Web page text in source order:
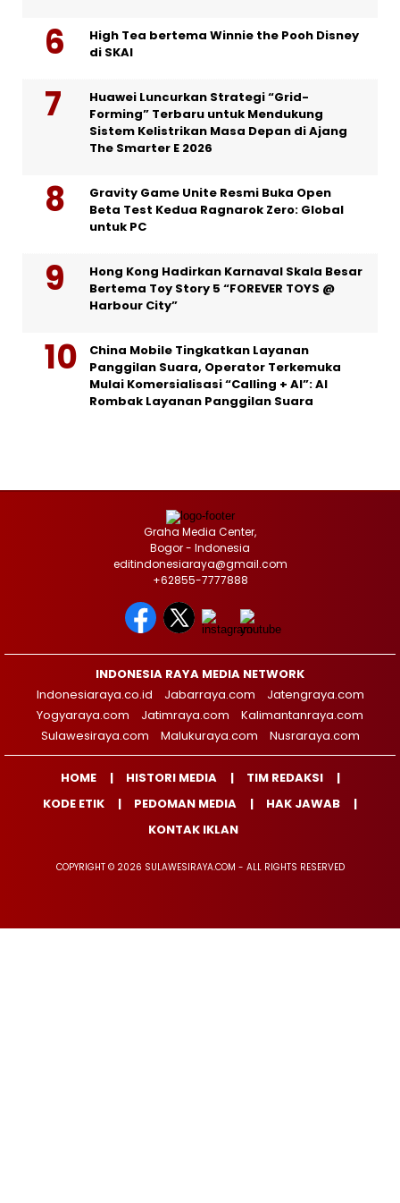
High Tea bertema Winnie the Pooh Disney
di SKAI
Huawei Luncurkan Strategi “Grid-
Forming” Terbaru untuk Mendukung
Sistem Kelistrikan Masa Depan di Ajang
The Smarter E 2026
Gravity Game Unite Resmi Buka Open
Beta Test Kedua Ragnarok Zero: Global
untuk PC
Hong Kong Hadirkan Karnaval Skala Besar
Bertema Toy Story 5 “FOREVER TOYS @
Harbour City”
China Mobile Tingkatkan Layanan
Panggilan Suara, Operator Terkemuka
Mulai Komersialisasi “Calling + AI”: AI
Rombak Layanan Panggilan Suara
Graha Media Center,
Bogor - Indonesia
editindonesiaraya@gmail.com
+62855-7777888
INDONESIA RAYA MEDIA NETWORK
Indonesiaraya.co.id
Jabarraya.com
Jatengraya.com
Yogyaraya.com
Jatimraya.com
Kalimantanraya.com
Sulawesiraya.com
Malukuraya.com Nusraraya.com
HOME HISTORI MEDIA
TIM REDAKSI
KODE ETIK
PEDOMAN MEDIA
HAK JAWAB
KONTAK IKLAN
COPYRIGHT © 2026 SULAWESIRAYA.COM - ALL RIGHTS RESERVED